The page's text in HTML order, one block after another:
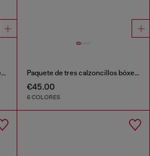
Paquete de tres calzoncillos bóxer con logotipo en la cintura Paquete de tres calzoncillos bóxer con logotipo en la cintura
€45.00
6 COLORES